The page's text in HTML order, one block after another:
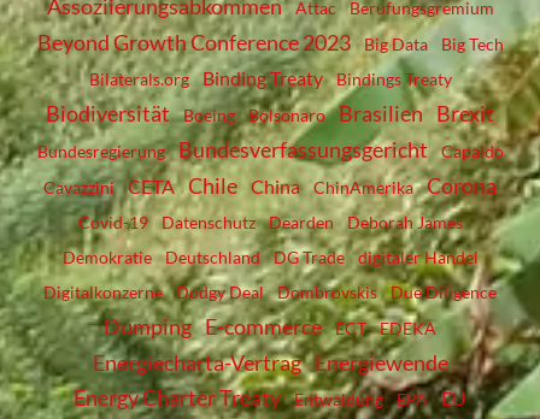
Assoziierungsabkommen Attac Berufungsgremium
Beyond Growth Conference 2023 Big Data
Big Tech
Bilaterals.org
Binding Treaty Bindings Treaty
Biodiversität Boeing Bolsonaro Brasilien Brexit
Bundesregierung Bundesverfassungsgericht
Capaldo
Cavazzini
CETA Chile China ChinAmerika Corona
Covid-19 Datenschutz Dearden
Deborah James
Demokratie
Deutschland DG Trade
digitaler Handel
Digitalkonzerne
Dodgy Deal Dombrovskis Due Diligence
Dumping E-commerce ECT EDEKA
Energiecharta-Vertrag Energiewende
Energy Charter Treaty
Entwaldung EPA EU